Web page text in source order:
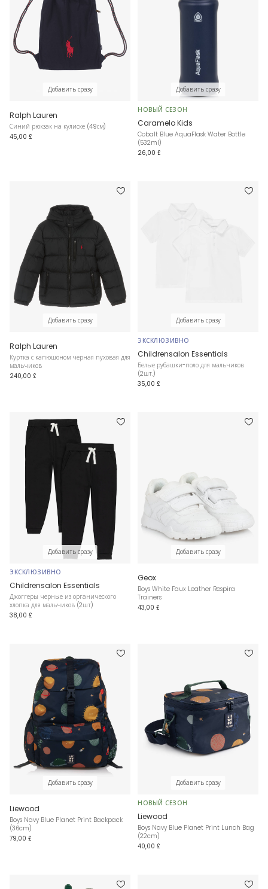
Добавить сразу
Ralph Lauren
Синий рюкзак на кулиске (49см)
45,00 £
Добавить сразу
НОВЫЙ СЕЗОН
Caramelo Kids
Cobalt Blue AquaFlask Water Bottle
(532ml)
26,00 £
Добавить сразу
Ralph Lauren
Куртка с капюшоном черная пуховая для
мальчиков
240,00 £
Добавить сразу
ЭКСКЛЮЗИВНО
Childrensalon Essentials
Белые рубашки-поло для мальчиков
(2шт.)
35,00 £
Добавить сразу
ЭКСКЛЮЗИВНО
Childrensalon Essentials
Джоггеры черные из органического
хлопка для мальчиков (2шт)
38,00 £
Добавить сразу
Geox
Boys White Faux Leather Respira
Trainers
43,00 £
Добавить сразу
Liewood
Boys Navy Blue Planet Print Backpack
(36cm)
79,00 £
Добавить сразу
НОВЫЙ СЕЗОН
Liewood
Boys Navy Blue Planet Print Lunch Bag
(22cm)
40,00 £